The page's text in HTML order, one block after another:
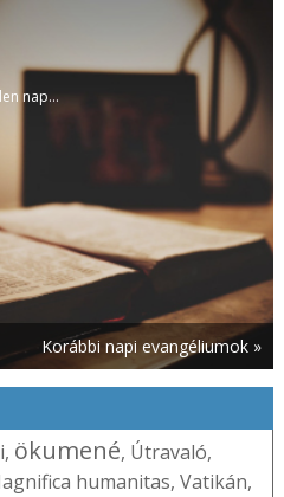
nap...
Korábbi napi evangéliumok »
, ökumené, Útravaló,
humanitas, Vatikán,